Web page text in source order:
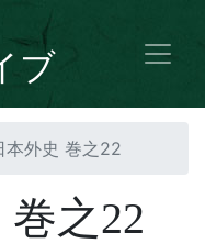
ブ
本外史 巻之22
之22